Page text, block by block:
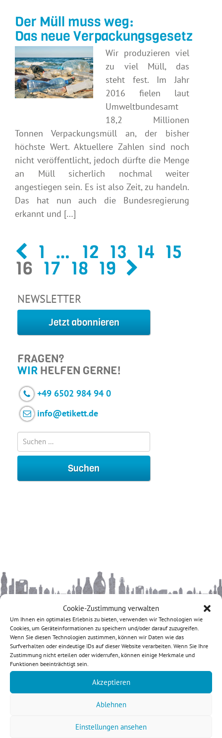
Cookie-Zustimmung verwalten
Um Ihnen ein optimales Erlebnis zu bieten, verwenden wir Technologien wie
Cookies, um Geräteinformationen zu speichern und/oder darauf zuzugreifen.
Wenn Sie diesen Technologien zustimmen, können wir Daten wie das
Surfverhalten oder eindeutige IDs auf dieser Website verarbeiten. Wenn Sie Ihre
Zustimmung nicht erteilen oder widerrufen, können einige Merkmale und
Funktionen beeinträchtigt sein.
Akzeptieren
Ablehnen
Einstellungen ansehen
Der Müll muss weg:
Das neue Verpackungsgesetz
Wir produzieren viel
zu viel Müll, das
steht fest. Im Jahr
2016 fielen laut
Umweltbundesamt
18,2 Millionen
Tonnen Verpackungsmüll an, der bisher
höchste Wert. Aktuellere Zahlen sind noch
nicht veröffentlicht, jedoch dürfte die Menge
an Müll sicherlich nochmal weiter
angestiegen sein. Es ist also Zeit, zu handeln.
Das hat nun auch die Bundesregierung
erkannt und […]
1 … 12 13 14 15
16 17 18 19
NEWSLETTER
Jetzt abonnieren
FRAGEN?
WIR HELFEN GERNE!
+49 6502 984 94 0
info@etikett.de
etikett.de
Europa-Allee 21
54343 Föhren
Deutschland